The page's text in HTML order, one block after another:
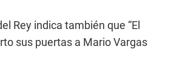
Rey indica también que “El
sus puertas a Mario Vargas